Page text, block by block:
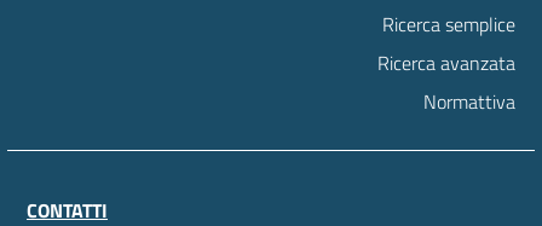
Ricerca semplice
Ricerca avanzata
Normattiva
CONTATTI